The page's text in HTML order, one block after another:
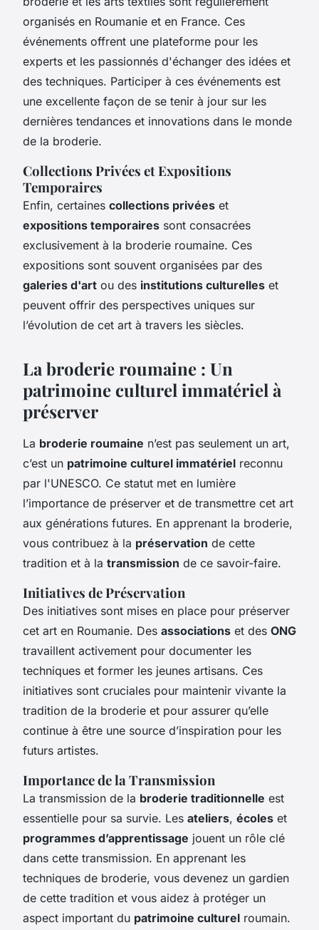
organisés en Roumanie et en France. Ces
événements offrent une plateforme pour les
experts et les passionnés d'échanger des idées et
des techniques. Participer à ces événements est
une excellente façon de se tenir à jour sur les
dernières tendances et innovations dans le monde
de la broderie.
Collections Privées et Expositions
Temporaires
Enfin, certaines collections privées et
expositions temporaires sont consacrées
exclusivement à la broderie roumaine. Ces
expositions sont souvent organisées par des
galeries d'art ou des institutions culturelles et
peuvent offrir des perspectives uniques sur
l’évolution de cet art à travers les siècles.
La broderie roumaine : Un
patrimoine culturel immatériel à
préserver
La broderie roumaine n’est pas seulement un art,
c’est un patrimoine culturel immatériel reconnu
par l'UNESCO. Ce statut met en lumière
l’importance de préserver et de transmettre cet art
aux générations futures. En apprenant la broderie,
vous contribuez à la préservation de cette
tradition et à la transmission de ce savoir-faire.
Initiatives de Préservation
Des initiatives sont mises en place pour préserver
cet art en Roumanie. Des associations et des ONG
travaillent activement pour documenter les
techniques et former les jeunes artisans. Ces
initiatives sont cruciales pour maintenir vivante la
tradition de la broderie et pour assurer qu’elle
continue à être une source d’inspiration pour les
futurs artistes.
Importance de la Transmission
La transmission de la broderie traditionnelle est
essentielle pour sa survie. Les ateliers, écoles et
programmes d’apprentissage jouent un rôle clé
dans cette transmission. En apprenant les
techniques de broderie, vous devenez un gardien
de cette tradition et vous aidez à protéger un
aspect important du patrimoine culturel roumain.